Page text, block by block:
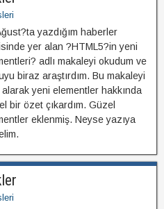
yazdığım haberler
yer alan ?HTML5?in yeni
adlı makaleyi okudum ve
biraz araştırdım. Bu makaleyi
alarak yeni elementler hakkında
bir özet çıkardım. Güzel
eklenmiş. Neyse yazıya